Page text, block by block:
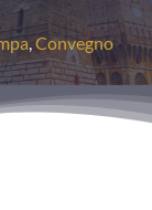
,Convegno